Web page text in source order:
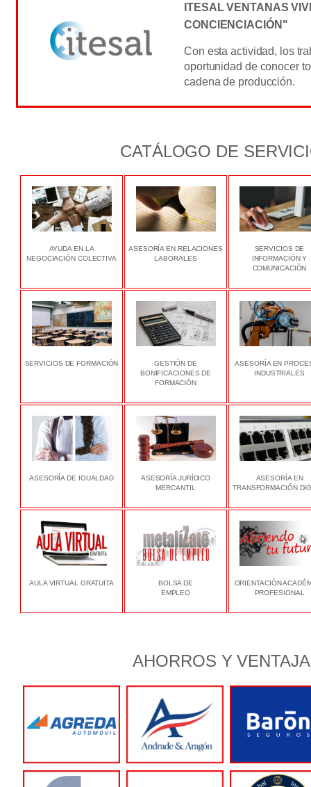
ITESAL VENTANAS
CONCIENCIACIÓN"
Con esta actividad, los
oportunidad de conocer
cadena de producción.
CATÁLOGO DE
AYUDA EN LA
NEGOCIACIÓN COLECTIVA
ASESORÍA EN RELACIONES
LABORALES
SERVICIOS DE
INFORMACIÓN Y
COMUNICACIÓN
SERVICIOS DE FORMACIÓN
GESTIÓN DE
BONIFICACIONES DE
FORMACIÓN
ASESORÍA EN
INDUSTRIALES
ASESORÍA DE IGUALDAD
ASESORÍA JURÍDICO
MERCANTIL
ASESORÍA EN
TRANSFORMACIÓN
AULA VIRTUAL GRATUITA
BOLSA DE
EMPLEO
ORIENTACIÓN
PROFESIONAL
AHORROS Y